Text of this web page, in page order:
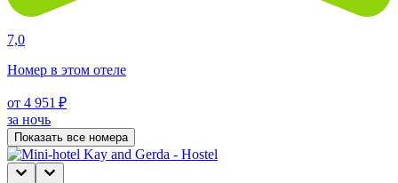
7,0
Номер в этом отеле
от 4 951 ₽
за ночь
Показать все номера